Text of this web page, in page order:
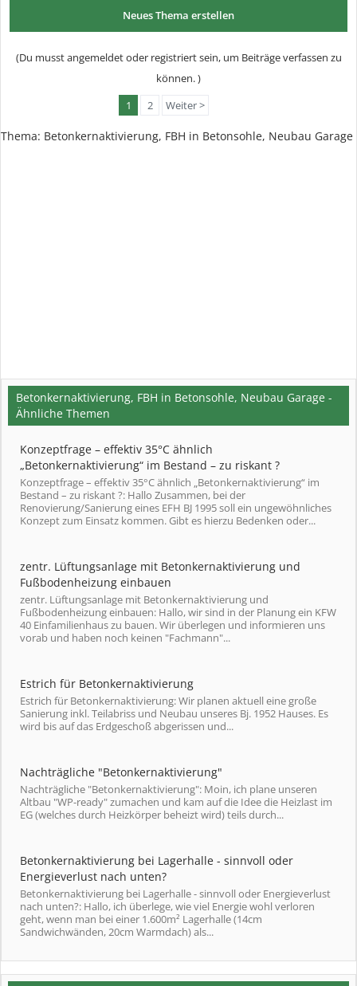
Neues Thema erstellen
(Du musst angemeldet oder registriert sein, um Beiträge verfassen zu
können. )
1
2 Weiter >
Thema: Betonkernaktivierung, FBH in Betonsohle, Neubau Garage
Betonkernaktivierung, FBH in Betonsohle, Neubau Garage -
Ähnliche Themen
Konzeptfrage – effektiv 35°C ähnlich
„Betonkernaktivierung“ im Bestand – zu riskant ?
Konzeptfrage – effektiv 35°C ähnlich „Betonkernaktivierung“ im
Bestand – zu riskant ?: Hallo Zusammen, bei der
Renovierung/Sanierung eines EFH BJ 1995 soll ein ungewöhnliches
Konzept zum Einsatz kommen. Gibt es hierzu Bedenken oder...
zentr. Lüftungsanlage mit Betonkernaktivierung und
Fußbodenheizung einbauen
zentr. Lüftungsanlage mit Betonkernaktivierung und
Fußbodenheizung einbauen: Hallo, wir sind in der Planung ein KFW
40 Einfamilienhaus zu bauen. Wir überlegen und informieren uns
vorab und haben noch keinen "Fachmann"...
Estrich für Betonkernaktivierung
Estrich für Betonkernaktivierung: Wir planen aktuell eine große
Sanierung inkl. Teilabriss und Neubau unseres Bj. 1952 Hauses. Es
wird bis auf das Erdgeschoß abgerissen und...
Nachträgliche "Betonkernaktivierung"
Nachträgliche "Betonkernaktivierung": Moin, ich plane unseren
Altbau "WP-ready" zumachen und kam auf die Idee die Heizlast im
EG (welches durch Heizkörper beheizt wird) teils durch...
Betonkernaktivierung bei Lagerhalle - sinnvoll oder
Energieverlust nach unten?
Betonkernaktivierung bei Lagerhalle - sinnvoll oder Energieverlust
nach unten?: Hallo, ich überlege, wie viel Energie wohl verloren
geht, wenn man bei einer 1.600m² Lagerhalle (14cm
Sandwichwänden, 20cm Warmdach) als...